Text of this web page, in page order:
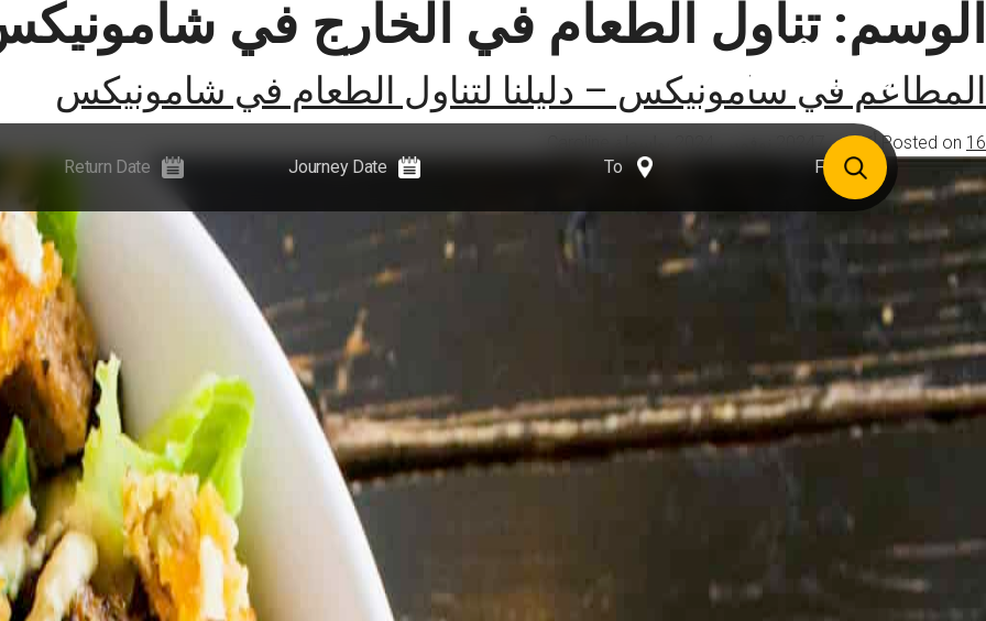
الوجهات التجارب الأخبار والإرشادات والأحداث
الوسم:تناول الطعام في الخارج في
المطاعم في شامونيكس – دليلنا لتناول الطعام في شامونيكس
Posted on 16 أكتوبر، 2024